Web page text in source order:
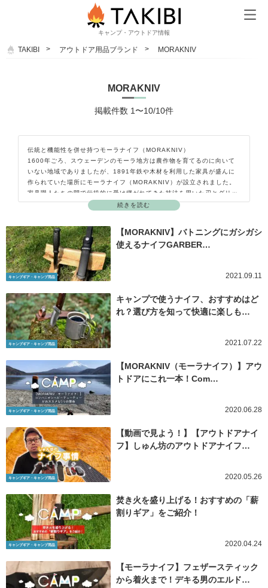
キャンプ・アウトドア情報
TAKIBI アウトドア用品ブランド MORAKNIV
MORAKNIV
掲載件数 1〜10/10件
続きを読む
伝統と機能性を併せ持つモーラナイフ（MORAKNIV）
1600年ごろ、スウェーデンのモーラ地方は農作物を育てるのに向いて
いない地域でありましたが、1891年鉄や木材を利用した家具が盛んに
作られていた場所にモーラナイフ（MORAKNIV）が設立されました。
家具職人たちの間で伝統的に受け継がれてきた技法を用いた刃とグリッ
プを組み合わせて質の高いナイフを生み出し、スウェーデンの人たちの
はスウェーデン国王からも高い評価を受けています。
キャンプギア・キャンプ用品
【MORAKNIV】バトニングにガシガシ
使えるナイフGARBER…
2021.09.11
キャンプギア・キャンプ用品
キャンプで使うナイフ、おすすめはど
れ？選び方を知って快適に楽しも…
2021.07.22
キャンプギア・キャンプ用品
【MORAKNIV（モーラナイフ）】アウ
トドアにこれ一本！Com…
2020.06.28
キャンプギア・キャンプ用品
【動画で見よう！】【アウトドアナイ
フ】しゅん坊のアウトドアナイフ…
2020.05.26
キャンプギア・キャンプ用品
焚き火を盛り上げる！おすすめの「薪
割りギア」をご紹介！
2020.04.24
【モーラナイフ】フェザースティック
から着火まで！デキる男のエルド…